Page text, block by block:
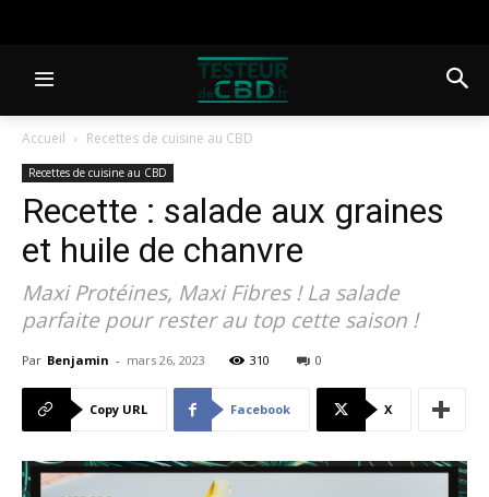
Accueil Recettes de cuisine au CBD
Recettes de cuisine au CBD
Recette : salade aux graines
et huile de chanvre
Maxi Protéines, Maxi Fibres ! La salade
parfaite pour rester au top cette saison !
Par Benjamin - mars 26, 2023 310 0
Copy URL Facebook X